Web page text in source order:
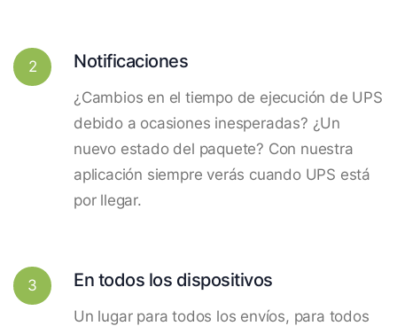
2 Notificaciones
¿Cambios en el tiempo de ejecución de UPS
debido a ocasiones inesperadas? ¿Un
nuevo estado del paquete? Con nuestra
aplicación siempre verás cuando UPS está
por llegar.
3 En todos los dispositivos
Un lugar para todos los envíos, para todos